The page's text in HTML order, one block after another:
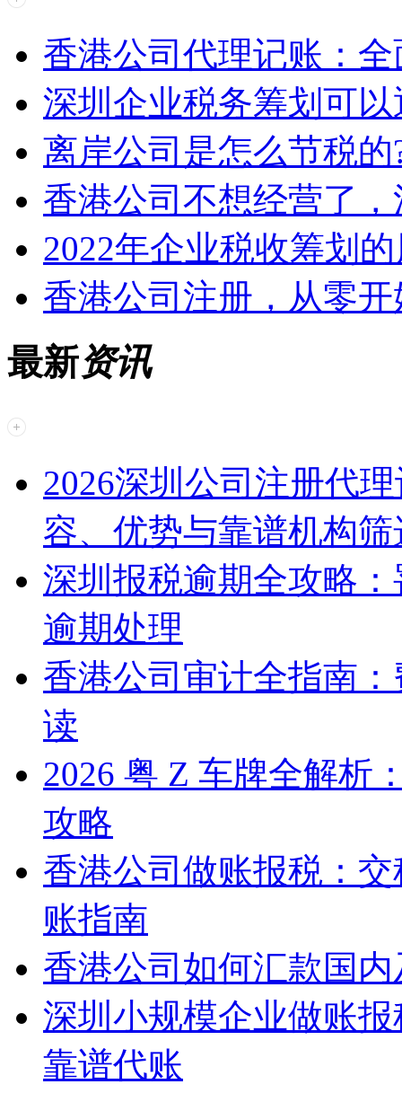
香港公司代理记账：
深圳企业税务筹划可
离岸公司是怎么节税
香港公司不想经营了
2022年企业税收筹划
香港公司注册，从零
最新资讯
2026深圳公司注册代
容、优势与靠谱机构筛
深圳报税逾期全攻略
逾期处理
香港公司审计全指南
读
2026 粤 Z 车牌全解析
攻略
香港公司做账报税：
账指南
香港公司如何汇款国
深圳小规模企业做账
靠谱代账